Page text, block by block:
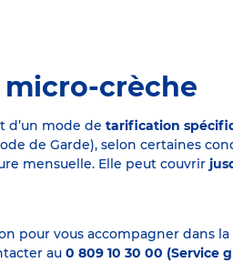
micro-crèche
d’un mode de tarification
de Garde), selon certaines
mensuelle. Elle peut couvrir
pour vous accompagner dans
au 0 809 10 30 00 (Service